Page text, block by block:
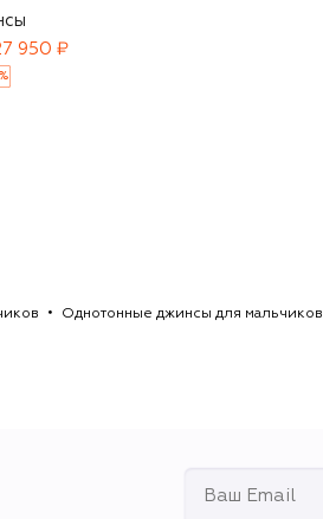
950 ₽
%
Однотонные джинсы для мальчиков